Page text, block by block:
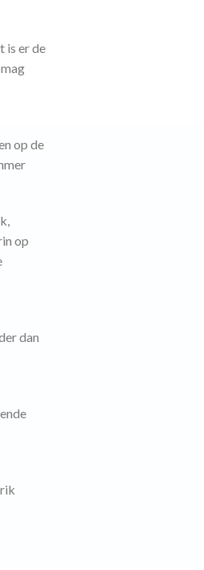
is er de
op de
op
dan